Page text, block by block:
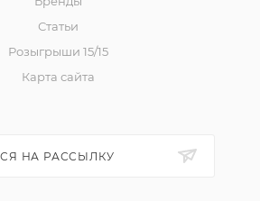
Статьи
Розыгрыши 15/15
Карта сайта
НА РАССЫЛКУ